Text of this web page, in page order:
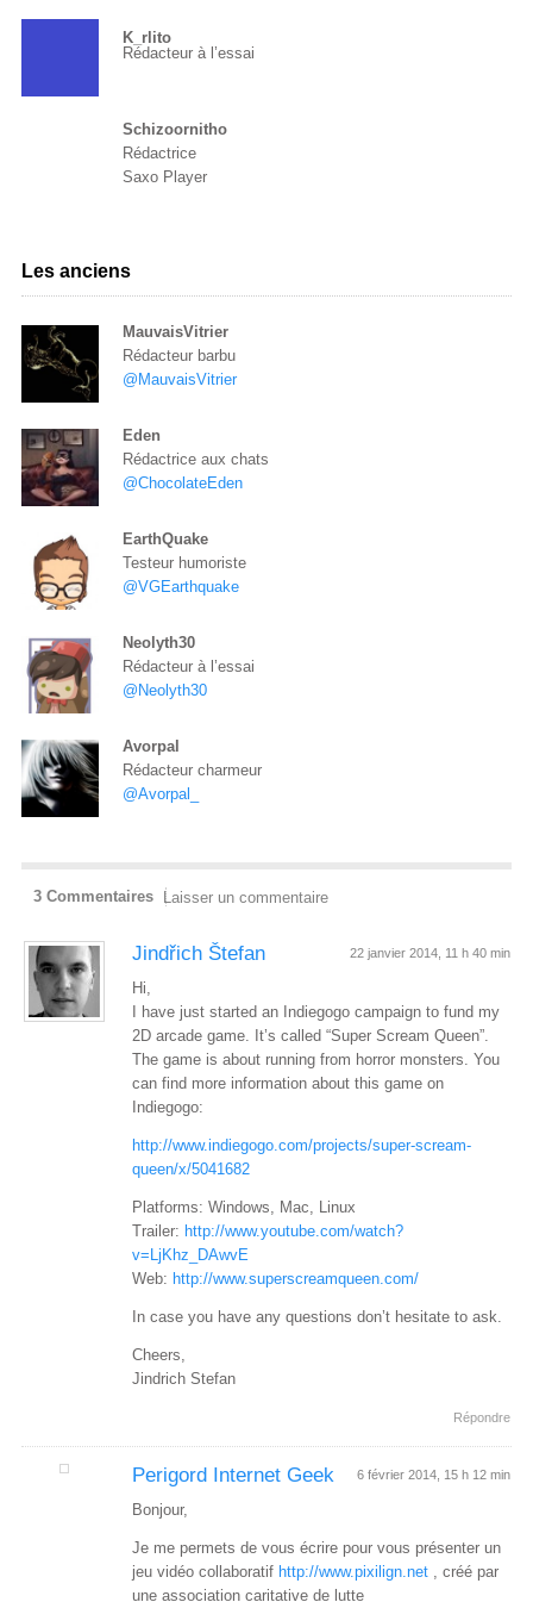
K_rlito
Rédacteur à l’essai
Schizoornitho
Rédactrice
Saxo Player
Les anciens
MauvaisVitrier
Rédacteur barbu
@MauvaisVitrier
Eden
Rédactrice aux chats
@ChocolateEden
EarthQuake
Testeur humoriste
@VGEarthquake
Neolyth30
Rédacteur à l’essai
@Neolyth30
Avorpal
Rédacteur charmeur
@Avorpal_
3 Commentaires Laisser un commentaire
Jindřich Štefan 22 janvier 2014, 11 h 40 min
Hi,
I have just started an Indiegogo campaign to fund my
2D arcade game. It’s called “Super Scream Queen”.
The game is about running from horror monsters. You
can find more information about this game on
Indiegogo:
http://www.indiegogo.com/projects/super-scream-
queen/x/5041682
Platforms: Windows, Mac, Linux
Trailer: http://www.youtube.com/watch?
v=LjKhz_DAwvE
Web: http://www.superscreamqueen.com/
In case you have any questions don’t hesitate to ask.
Cheers,
Jindrich Stefan
Répondre
Perigord Internet Geek 6 février 2014, 15 h 12 min
Bonjour,
Je me permets de vous écrire pour vous présenter un
jeu vidéo collaboratif http://www.pixilign.net, créé par
une association caritative de lutte